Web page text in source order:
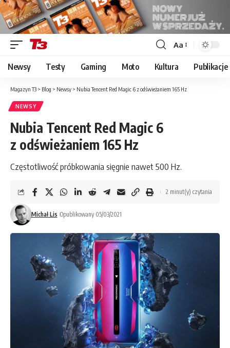
Font
Resizer
Aa
Newsy Testy Gaming Moto Kultura Publikacje
Magazyn T3 > Blog > Newsy > Nubia Tencent Red Magic 6 z odświeżaniem 165 Hz
NEWSY
Nubia Tencent Red Magic 6
z odświeżaniem 165 Hz
Częstotliwość próbkowania sięgnie nawet 500 Hz.
Michał Lis Opublikowany 05/03/2021
2 minut(y) czytania